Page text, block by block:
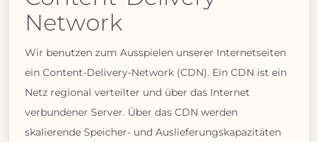
Network
Wir benutzen zum Ausspielen unserer Internetseiten
ein Content-Delivery-Network (CDN). Ein CDN ist ein
Netz regional verteilter und über das Internet
verbundener Server. Über das CDN werden
skalierende Speicher- und Auslieferungskapazitäten